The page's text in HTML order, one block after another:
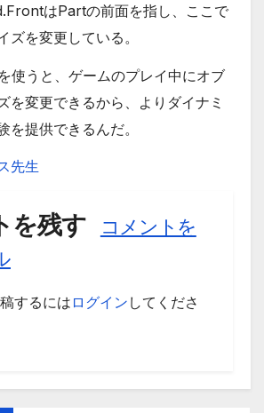
はPartの前面を指し、ここで
ズを変更している。
使うと、ゲームのプレイ中にオブ
を変更できるから、よりダイナミ
を提供できるんだ。
先生
を残す
コメントを
するにはログイン してくださ